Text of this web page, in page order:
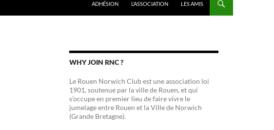
ADHÉSION L’ASSOCIATION LES AMIS
WHY JOIN RNC ?
Le Rouen Norwich Club est une association loi
1901, soutenue par la ville de Rouen, et qui
s’occupe en premier lieu de faire vivre le
jumelage entre Rouen et la Ville de Norwich
(Grande Bretagne).